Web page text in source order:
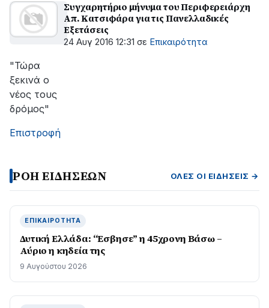
Συγχαρητήριο μήνυμα του Περιφερειάρχη
Απ. Κατσιφάρα για τις Πανελλαδικές
Εξετάσεις
24 Αυγ 2016 12:31 σε Επικαιρότητα
"Τώρα
ξεκινά ο
νέος τους
δρόμος"
Επιστροφή
ΡΟΗ ΕΙΔΗΣΕΩΝ ΌΛΕΣ ΟΙ ΕΙΔΉΣΕΙΣ →
ΕΠΙΚΑΙΡΌΤΗΤΑ
Δυτική Ελλάδα: “Εσβησε” η 45χρονη Βάσω –
Αύριο η κηδεία της
9 Αυγούστου 2026